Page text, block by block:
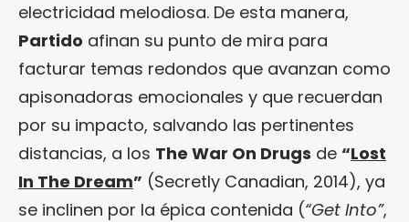
electricidad melodiosa. De esta manera,
Partido afinan su punto de mira para
facturar temas redondos que avanzan como
apisonadoras emocionales y que recuerdan
por su impacto, salvando las pertinentes
distancias, a los The War On Drugs de “Lost
In The Dream” (Secretly Canadian, 2014), ya
se inclinen por la épica contenida (“Get Into”,